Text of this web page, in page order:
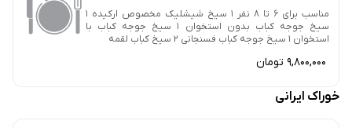
مناسب برای 6 تا 8 نفر 1 سیخ شیشلیک مخصوص ارکیده 1
سیخ جوجه کباب بدون استخوان 1 سیخ جوجه کباب با
استخوان 1 سیخ جوجه کباب فسنجانی 2 سیخ کباب لقمه
9,800,000 تومان
خوراک ایرانی